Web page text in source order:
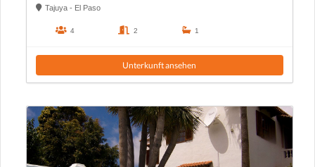
Tajuya - El Paso
4 2 1
Unterkunft ansehen